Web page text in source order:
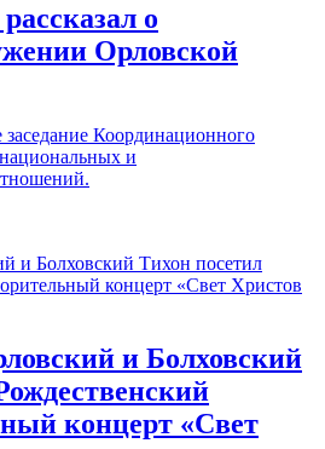
о
Орловской
Координационного
и
и Болховский
концерт «Свет